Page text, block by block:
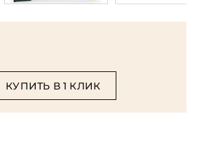
КУПИТЬ В 1 КЛИК